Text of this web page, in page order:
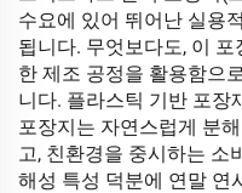
수요에 있어 뛰어난 실용
됩니다. 무엇보다도, 이
한 제조 공정을 활용함으
니다. 플라스틱 기반 포장
포장지는 자연스럽게 분
고, 친환경을 중시하는 소
해성 특성 덕분에 연말 연